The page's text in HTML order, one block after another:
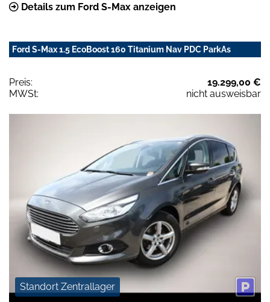
Details zum Ford S-Max anzeigen
Ford S-Max 1.5 EcoBoost 160 Titanium Nav PDC ParkAs
Preis:
19.299,00 €
MWSt:
nicht ausweisbar
Standort Zentrallager